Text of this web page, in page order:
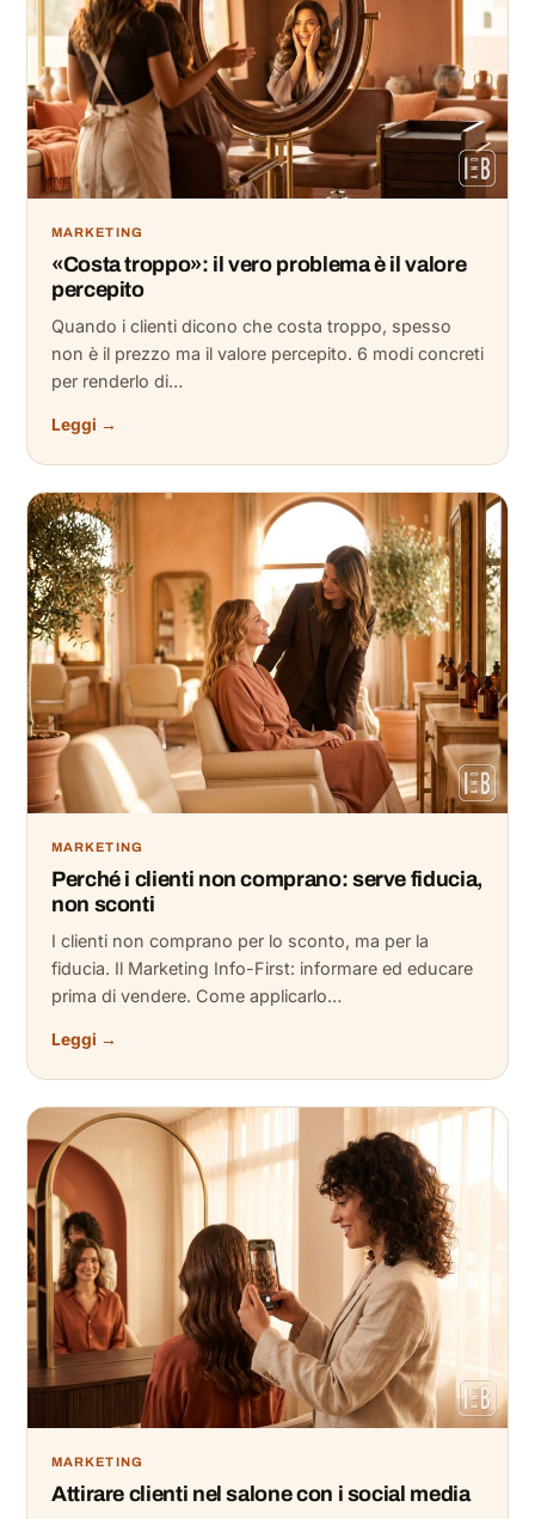
MARKETING
«Costa troppo»: il vero problema è il valore
percepito
Quando i clienti dicono che costa troppo, spesso
non è il prezzo ma il valore percepito. 6 modi concreti
per renderlo di…
Leggi →
MARKETING
Perché i clienti non comprano: serve fiducia,
non sconti
I clienti non comprano per lo sconto, ma per la
fiducia. Il Marketing Info-First: informare ed educare
prima di vendere. Come applicarlo…
Leggi →
MARKETING
Attirare clienti nel salone con i social media